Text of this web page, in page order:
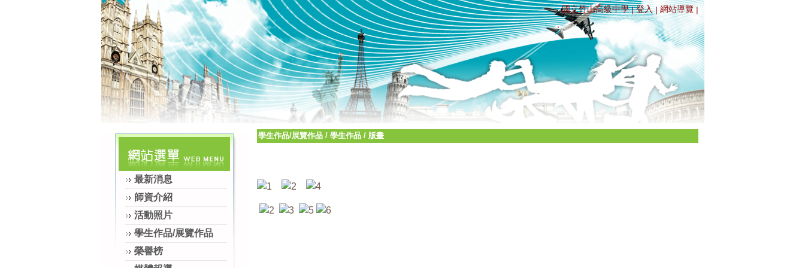
國立竹山高級中學|登入| 網站導覽|
最新消息
師資介紹
活動照片
學生作品/展覽作品
榮譽榜
學生作品/展覽作品/ 學生作品/ 版畫